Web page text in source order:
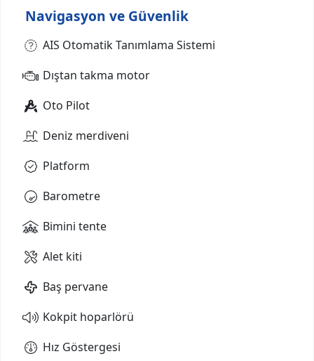
Navigasyon ve Güvenlik
AIS Otomatik Tanımlama Sistemi
Dıştan takma motor
Oto Pilot
Deniz merdiveni
Platform
Barometre
Bimini tente
Alet kiti
Baş pervane
Kokpit hoparlörü
Hız Göstergesi